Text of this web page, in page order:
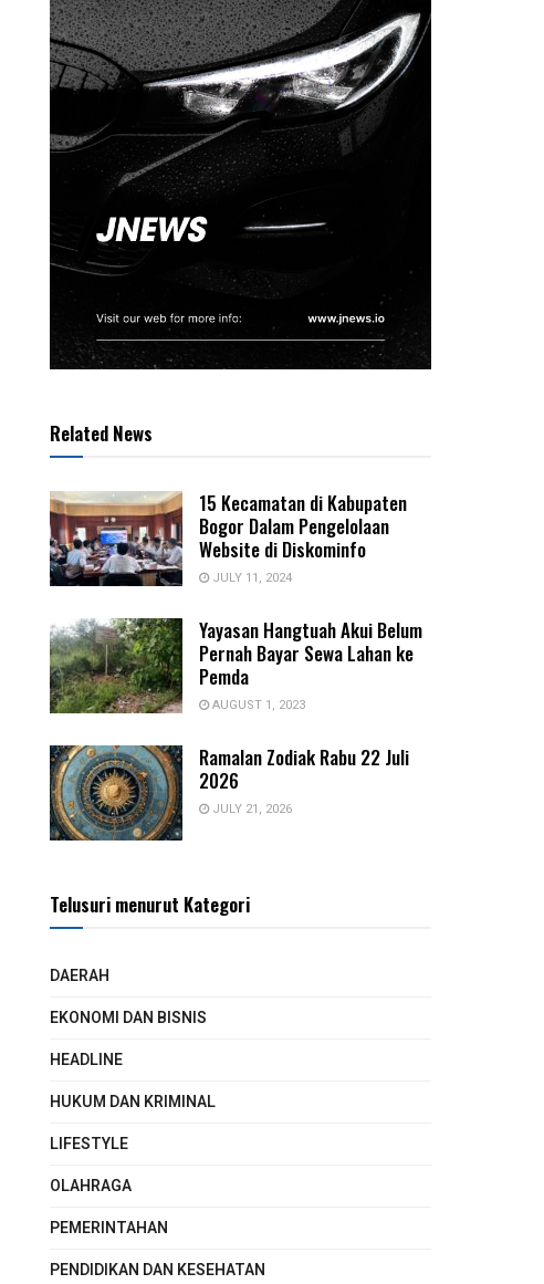
Related News
15 Kecamatan di Kabupaten
Bogor Dalam Pengelolaan
Website di Diskominfo
JULY 11, 2024
Yayasan Hangtuah Akui Belum
Pernah Bayar Sewa Lahan ke
Pemda
AUGUST 1, 2023
Ramalan Zodiak Rabu 22 Juli
2026
JULY 21, 2026
Telusuri menurut Kategori
DAERAH
EKONOMI DAN BISNIS
HEADLINE
HUKUM DAN KRIMINAL
LIFESTYLE
OLAHRAGA
PEMERINTAHAN
PENDIDIKAN DAN KESEHATAN